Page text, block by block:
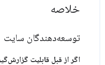
خلاصه
توسعه‌دهندگان سایت
اگر از قبل قابلیت